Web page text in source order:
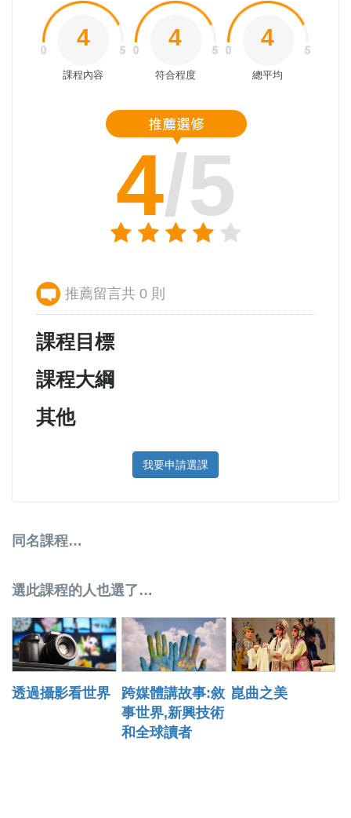
4
課程內容
4
符合程度
4
總平均
4/5
推薦留言共 0 則
課程目標
課程大綱
其他
我要申請選課
同名課程…
選此課程的人也選了…
透過攝影看世界
跨媒體講故事:敘
事世界,新興技術
和全球讀者
崑曲之美